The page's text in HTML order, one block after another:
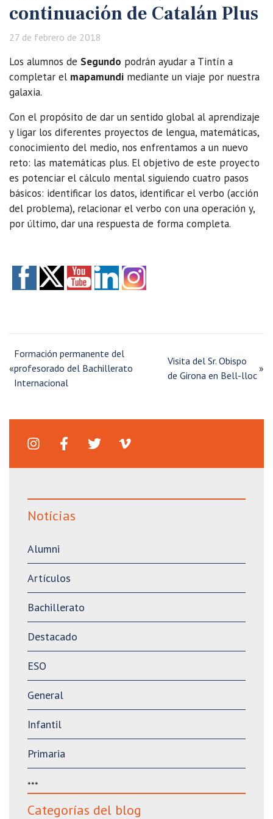
continuación de Catalán Plus
27 de febrero de 2018
Los alumnos de Segundo podrán ayudar a Tintín a
completar el mapamundi mediante un viaje por nuestra
galaxia.
Con el propósito de dar un sentido global al aprendizaje
y ligar los diferentes proyectos de lengua, matemáticas,
conocimiento del medio, nos enfrentamos a un nuevo
reto: las matemáticas plus. El objetivo de este proyecto
es potenciar el cálculo mental siguiendo cuatro pasos
básicos: identificar los datos, identificar el verbo (acción
del problema), relacionar el verbo con una operación y,
por último, dar una respuesta de forma completa.
«
Formación permanente del
profesorado del Bachillerato
Internacional
Visita del Sr. Obispo
de Girona en Bell-lloc
»
Notícias
Alumni
Artículos
Bachillerato
Destacado
ESO
General
Infantil
Primaria
***
Categorías del blog